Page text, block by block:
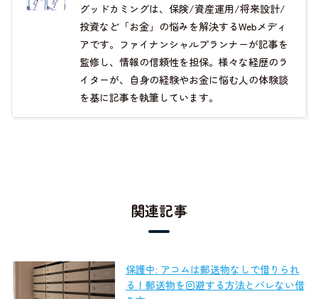
グッドカミングは、保険/資産運用/将来設計/
投資など「お金」の悩みを解決するWebメディ
アです。ファイナンシャルプランナーが記事を
監修し、情報の信頼性を担保。様々な経歴のラ
イターが、自身の経験やお金に悩む人の体験談
を基に記事を執筆しています。
関連記事
保護中: アコムは郵送物なしで借りられ
る！郵送物を回避する方法とバレない借